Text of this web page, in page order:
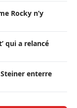
Rocky n’y
qui a relancé
enterre